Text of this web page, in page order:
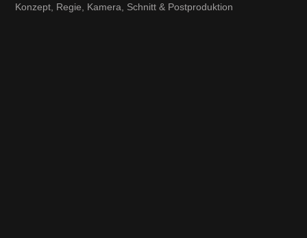
Konzept, Regie, Kamera, Schnitt & Postproduktion